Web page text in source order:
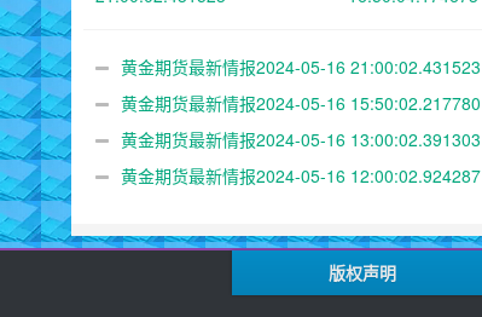
黄金期货最新情报2024-05-16 21:00:02.431523
黄金期货最新情报2024-05-16 15:50:02.217780
黄金期货最新情报2024-05-16 13:00:02.391303
黄金期货最新情报2024-05-16 12:00:02.924287
版权声明